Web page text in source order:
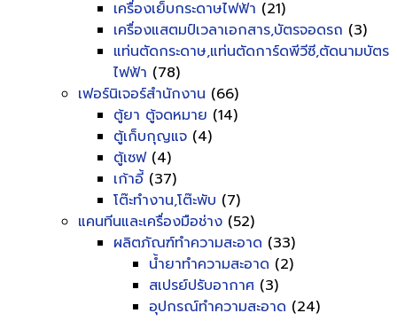
เครื่องเย็บกระดาษไฟฟ้า (21)
เครื่องแสตมป์เวลาเอกสาร,บัตรจอดรถ (3)
แท่นตัดกระดาษ,แท่นตัดการ์ดพีวีซี,ตัดนามบัตร
ไฟฟ้า (78)
เฟอร์นิเจอร์สำนักงาน (66)
ตู้ยา ตู้จดหมาย (14)
ตู้เก็บกุญแจ (4)
ตู้เซฟ(4)
เก้าอี้ (37)
โต๊ะทำงาน,โต๊ะพับ (7)
แคนทีนและเครื่องมือช่าง (52)
ผลิตภัณฑ์ทำความสะอาด (33)
น้ำยาทำความสะอาด (2)
สเปรย์ปรับอากาศ (3)
อุปกรณ์ทำความสะอาด (24)